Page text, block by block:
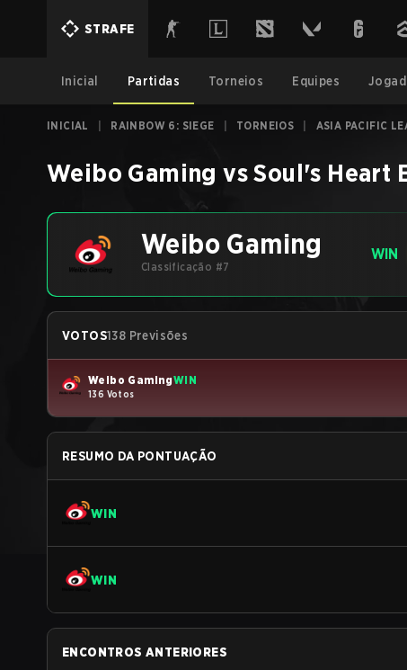
STRAFE
Inicial Partidas Torneios Equipes
INICIAL RAINBOW 6: SIEGE TORNEIOS ASIA PACIFIC
Weibo Gaming vsSoul's Heart
Weibo Gaming
Classificação #7
WIN
VOTOS138 Previsões
Weibo GamingWIN
136 Votos
RESUMO DA PONTUAÇÃO
WIN
WIN
ENCONTROS ANTERIORES